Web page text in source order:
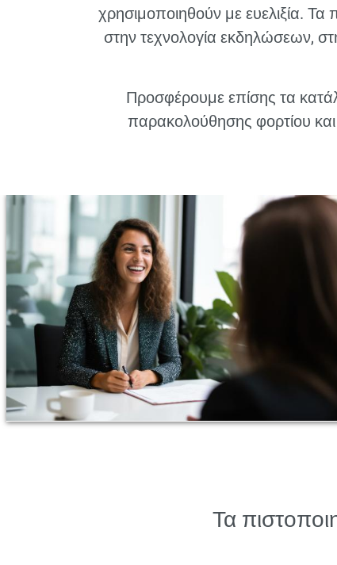
χρησιμοποιηθούν με ευελιξία. Τα
στην τεχνολογία εκδηλώσεων,
Προσφέρουμε επίσης τα
παρακολούθησης φορτίου
Τα